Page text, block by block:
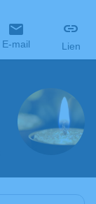
E-mail Lien